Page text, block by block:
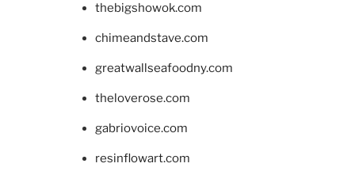
thebigshowok.com
chimeandstave.com
greatwallseafoodny.com
theloverose.com
gabriovoice.com
resinflowart.com